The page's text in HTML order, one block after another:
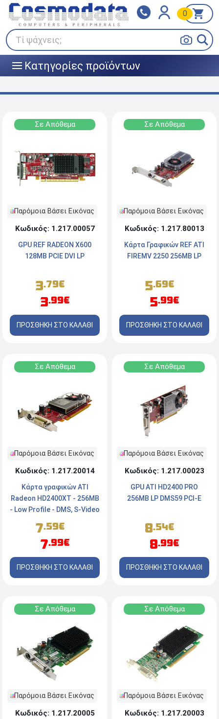
Τί ψάχνεις;
0
||| Κατηγορίες προϊόντων
Klarna
Πληρώστε σε 3
άτοκες δόσεις
BOX NOW
Σε Απόθεμα
Παρόμοια Βάσει Εικόνας
Κωδικός: 1.217.00057
GPU REF RADEON X600
128MB PCIE DVI LP
3.79€
3.99€
ΠΡΟΣΘΗΚΗ ΣΤΟ ΚΑΛΑΘΙ
Σε Απόθεμα
Παρόμοια Βάσει Εικόνας
Κωδικός: 1.217.80013
Κάρτα Γραφικών REF ATI
FIREMV 2250 256MB LP
5.69€
5.99€
ΠΡΟΣΘΗΚΗ ΣΤΟ ΚΑΛΑΘΙ
Σε Απόθεμα
Παρόμοια Βάσει Εικόνας
Κωδικός: 1.217.20014
Κάρτα γραφικών ATI
Radeon HD2400XT - 256MB
- Low Profile - DMS, S-Video
7.59€
7.99€
ΠΡΟΣΘΗΚΗ ΣΤΟ ΚΑΛΑΘΙ
Σε Απόθεμα
Παρόμοια Βάσει Εικόνας
Κωδικός: 1.217.00023
GPU ATI HD2400 PRO
256MB LP DMS59 PCI-E
8.54€
8.99€
ΠΡΟΣΘΗΚΗ ΣΤΟ ΚΑΛΑΘΙ
Σε Απόθεμα
Παρόμοια Βάσει Εικόνας
Κωδικός: 1.217.20005
Σε Απόθεμα
Παρόμοια Βάσει Εικόνας
Κωδικός: 1.217.20003